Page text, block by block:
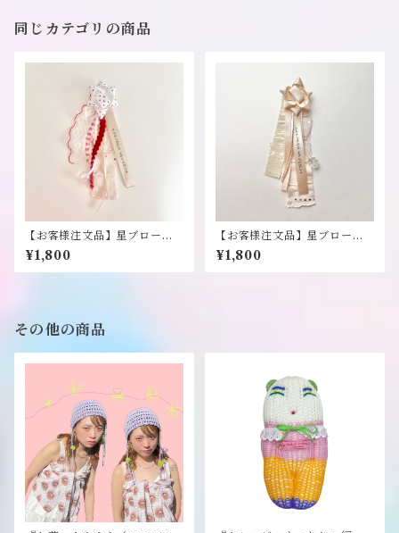
同じカテゴリの商品
【お客様注文品】星ブローチ
《十万兆ろんぐへあ》
¥1,800
【お客様注文品】星ブローチ
《十万兆ろんぐへあ》
¥1,800
その他の商品